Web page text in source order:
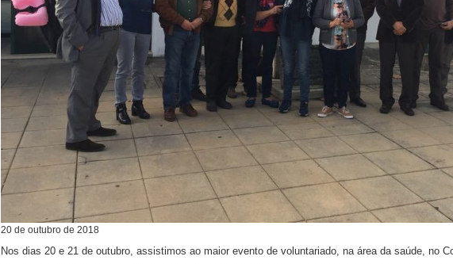
20 de outubro de 2018
Nos dias 20 e 21 de outubro, assistimos ao maior evento de voluntariado, na área da saúde, no